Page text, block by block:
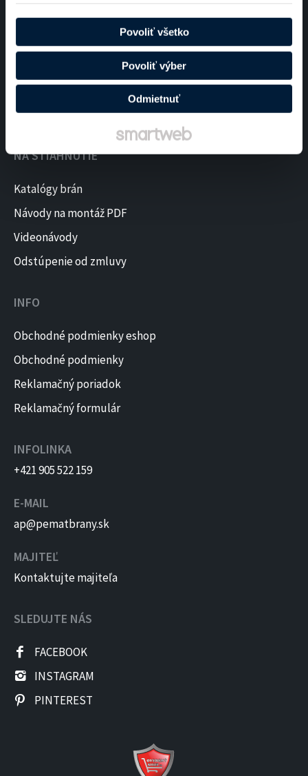
Odmietnuť
Povoliť výber
Povoliť všetko
PEMAT
O spoločnosti
Propagačné videá
Novinky
NA STIAHNUTIE
Katalógy brán
Návody na montáž PDF
Videonávody
Odstúpenie od zmluvy
INFO
Obchodné podmienky eshop
Obchodné podmienky
Reklamačný poriadok
Reklamačný formulár
INFOLINKA
+421 905 522 159
E-MAIL
ap@pematbrany.sk
MAJITEĽ
Kontaktujte majiteľa
SLEDUJTE NÁS
FACEBOOK
INSTAGRAM
PINTEREST